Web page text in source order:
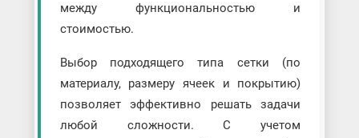
между функциональностью и
стоимостью.
Выбор подходящего типа сетки (по
материалу, размеру ячеек и покрытию)
позволяет эффективно решать задачи
любой сложности. С учетом